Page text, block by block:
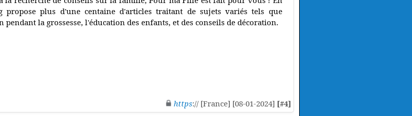
propose plus d'une centaine d'articles traitant de sujets variés tels que
la grossesse, l'éducation des enfants, et des conseils de décoration.
https:// [France] [08-01-2024] [#4]